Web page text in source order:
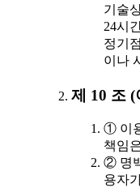
기술
24시
정기
이나
제 10 조
① 이
책임
② 명
용자